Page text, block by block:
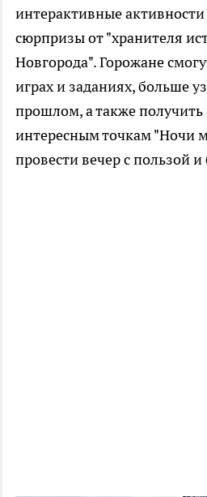
интерактивные
сюрпризы от "хранителя
Новгорода". Горожане
играх и заданиях, больше
прошлом, а также
интересным точкам "Ночи
провести вечер с пользой